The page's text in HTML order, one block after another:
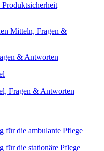
Mitteln, Fragen &
& Antworten
Fragen & Antworten
für die ambulante Pflege
für die stationäre Pflege